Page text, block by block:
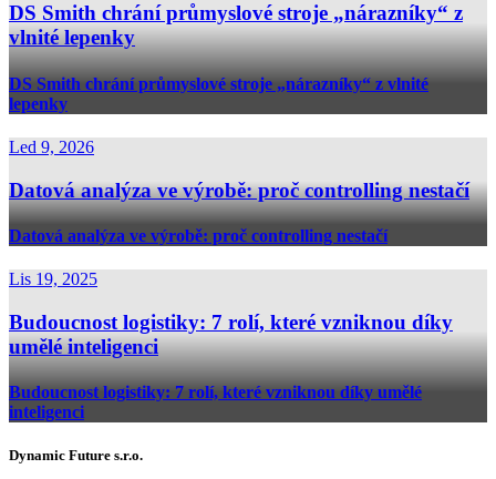
DS Smith chrání průmyslové stroje „nárazníky“ z
vlnité lepenky
DS Smith chrání průmyslové stroje „nárazníky“ z vlnité
lepenky
Led 9, 2026
Datová analýza ve výrobě: proč controlling nestačí
Datová analýza ve výrobě: proč controlling nestačí
Lis 19, 2025
Budoucnost logistiky: 7 rolí, které vzniknou díky
umělé inteligenci
Budoucnost logistiky: 7 rolí, které vzniknou díky umělé
inteligenci
Dynamic Future s.r.o.